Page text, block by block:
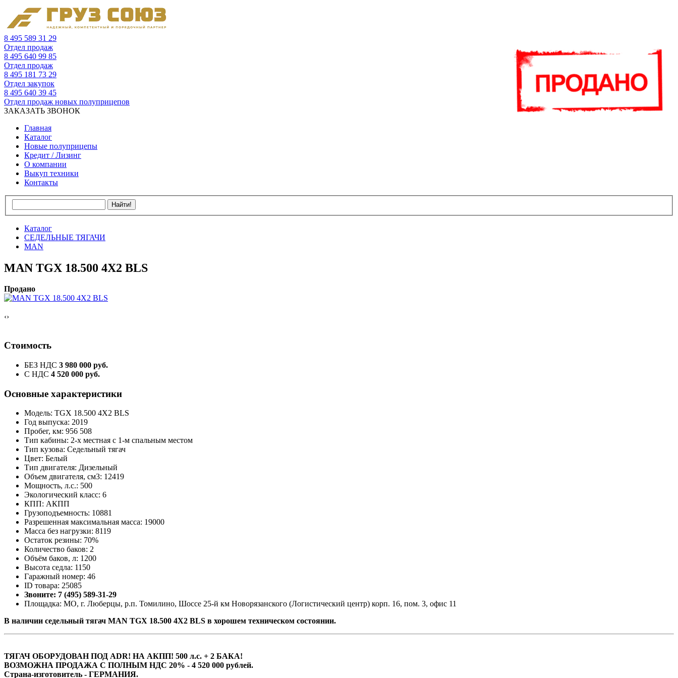
8 495 589 31 29
Отдел продаж
8 495 640 99 85
Отдел продаж
8 495 181 73 29
Отдел закупок
8 495 640 39 45
Отдел продаж новых полуприцепов
ЗАКАЗАТЬ ЗВОНОК
Главная
Каталог
Новые полуприцепы
Кредит / Лизинг
О компании
Выкуп техники
Контакты
Каталог
СЕДЕЛЬНЫЕ ТЯГАЧИ
MAN
MAN TGX 18.500 4Х2 BLS
Продано
‹›
Стоимость
БЕЗ НДС 3 980 000 руб.
С НДС 4 520 000 руб.
Основные характеристики
Модель: TGX 18.500 4Х2 BLS
Год выпуска: 2019
Пробег, км: 956 508
Тип кабины: 2-х местная с 1-м спальным местом
Тип кузова: Седельный тягач
Цвет: Белый
Тип двигателя: Дизельный
Объем двигателя, см3: 12419
Мощность, л.с.: 500
Экологический класс: 6
КПП: АКПП
Грузоподъемность: 10881
Разрешенная максимальная масса: 19000
Масса без нагрузки: 8119
Остаток резины: 70%
Количество баков: 2
Объём баков, л: 1200
Высота седла: 1150
Гаражный номер: 46
ID товара: 25085
Звоните: 7 (495) 589-31-29
Площадка: МО, г. Люберцы, р.п. Томилино, Шоссе 25-й км Новорязанского (Логистический центр) корп. 16, пом. 3, офис 11
В наличии седельный тягач MAN TGX 18.500 4Х2 BLS в хорошем техническом состоянии.
ТЯГАЧ ОБОРУДОВАН ПОД ADR! НА АКПП! 500 л.с. + 2 БАКА!
ВОЗМОЖНА ПРОДАЖА С ПОЛНЫМ НДС 20% - 4 520 000 рублей.
Страна-изготовитель - ГЕРМАНИЯ.